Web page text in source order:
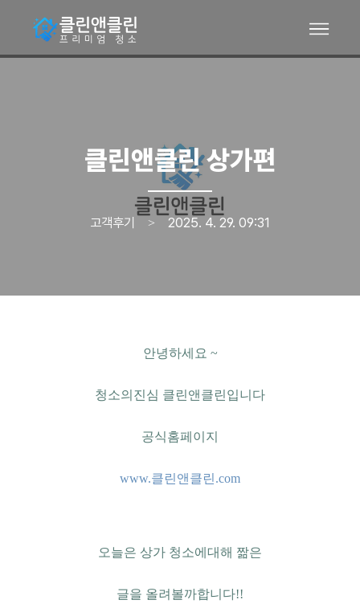
클린앤클린 상가편
고객후기 > 2025. 4. 29. 09:31
안녕하세요 ~
청소의진심 클린앤클린입니다
공식홈페이지
www.클린앤클린.com
오늘은 상가 청소에대해 짦은
글을 올려볼까합니다!!